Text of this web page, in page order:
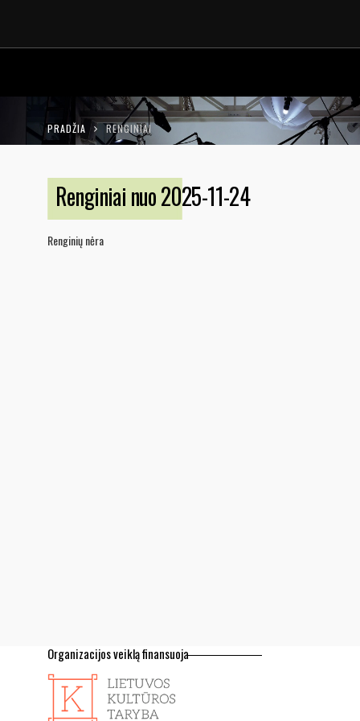
LT EN
PRADŽIA RENGINIAI
Renginiai nuo 2025-11-24
Renginių nėra
Organizacijos veiklą finansuoja